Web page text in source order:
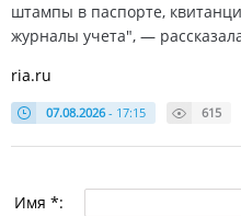
штампы в паспорте,
журналы учета", —
ria.ru
07.08.2026- 17:15 615
Имя *: